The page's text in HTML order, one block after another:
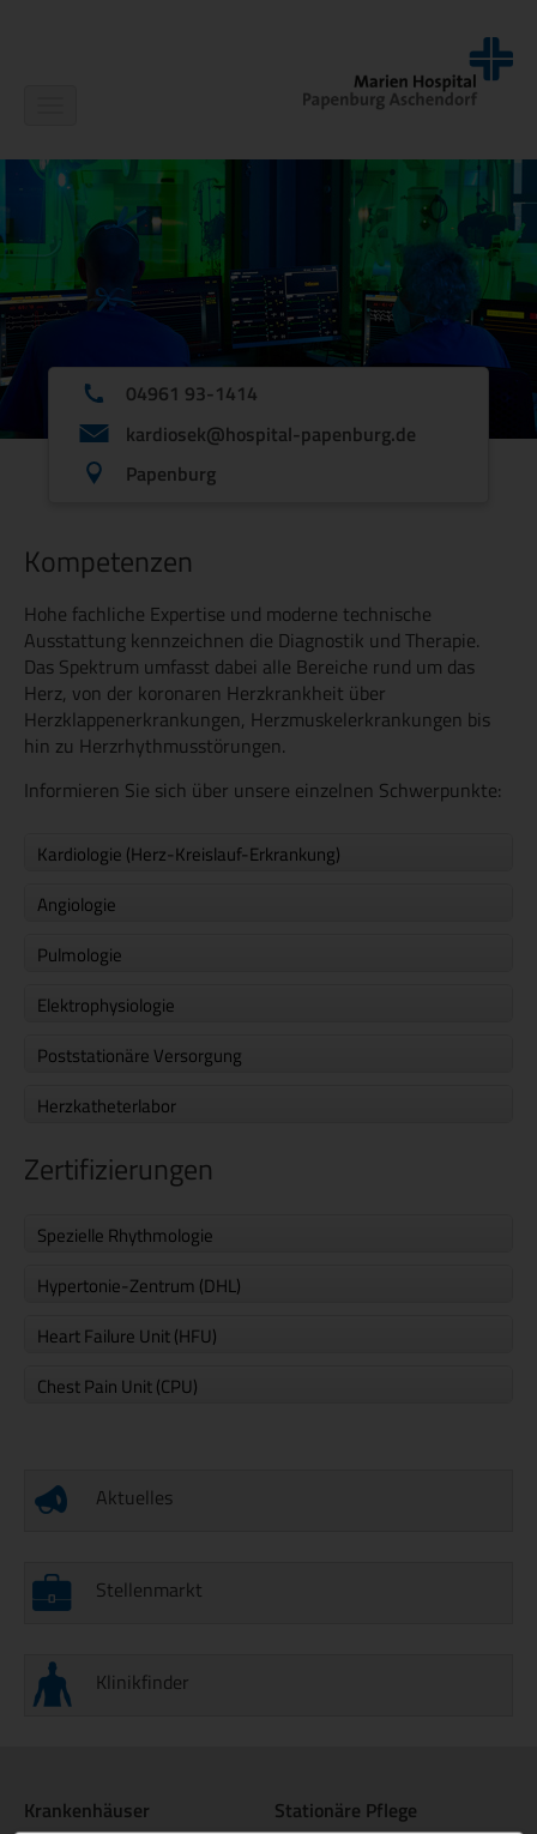
04961 93-1414
kardiosek@hospital-papenburg.de
Papenburg
Kompetenzen
Hohe fachliche Expertise und moderne technische
Ausstattung kennzeichnen die Diagnostik und Therapie.
Das Spektrum umfasst dabei alle Bereiche rund um das
Herz, von der koronaren Herzkrankheit über
Herzklappenerkrankungen, Herzmuskelerkrankungen bis
hin zu Herzrhythmusstörungen.
Informieren Sie sich über unsere einzelnen Schwerpunkte:
Kardiologie (Herz-Kreislauf-Erkrankung)
Angiologie
Pulmologie
Elektrophysiologie
Poststationäre Versorgung
Herzkatheterlabor
Zertifizierungen
Spezielle Rhythmologie
Hypertonie-Zentrum (DHL)
Heart Failure Unit (HFU)
Chest Pain Unit (CPU)
Aktuelles
Stellenmarkt
Klinikfinder
Krankenhäuser Stationäre Pflege